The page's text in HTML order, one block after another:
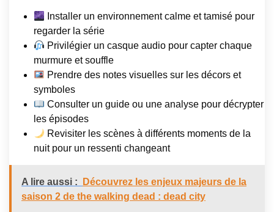
Installer un environnement calme et tamisé pour
regarder la série
Privilégier un casque audio pour capter chaque
murmure et souffle
Prendre des notes visuelles sur les décors et
symboles
Consulter un guide ou une analyse pour décrypter
les épisodes
Revisiter les scènes à différents moments de la
nuit pour un ressenti changeant
A lire aussi :
Découvrez les enjeux majeurs de la
saison 2 de the walking dead : dead city